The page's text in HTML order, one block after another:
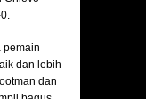
pemain
dan lebih
dan